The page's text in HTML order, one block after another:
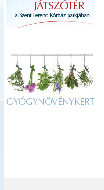
GYÓGYNÖVÉNYKERT